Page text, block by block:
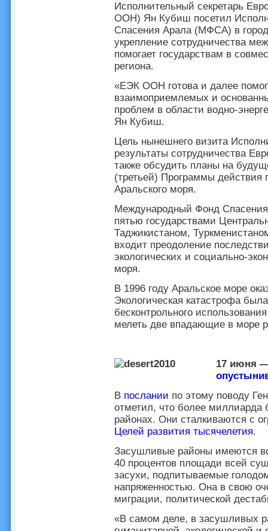
Исполнительный секретарь
ООН) Ян Кубиш посетил
Спасения Арала (МФСА) в
укрепление сотрудничества
помогает государствам в
региона.
«ЕЭК ООН готова и далее
взаимоприемлемых и
проблем в области водно-
Ян Кубиш.
Цель нынешнего визита
результаты сотрудничества
также обсудить планы на
(третьей) Программы
Аральского моря.
Международный Фонд
пятью государствами
Таджикистаном,
входит преодоление
экологических и социально-
моря.
В 1996 году Аральское море
Экологическая катастрофа
бесконтрольного
мелеть две впадающие в море
17 июня
В послании по этому поводу
отметил, что более
районах. Они сталкиваются с
Целей развития тысячелетия.
Засушливые районы имеются
40 процентов площади всей
засухи, подпитываемые
напряженностью. Она в свою
миграции, политической
«В самом деле, в засушливых